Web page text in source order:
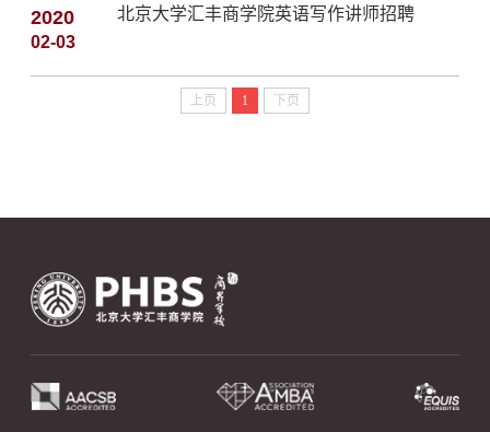
2020
02-03
北京大学汇丰商学院英语写作讲师招聘
上页 1 下页